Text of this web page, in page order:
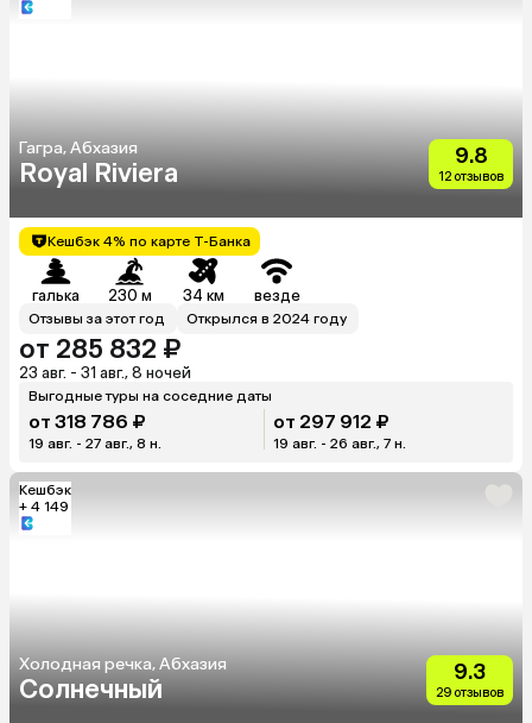
Гагра, Абхазия
Royal Riviera
9.8
12 отзывов
Кешбэк 4% по карте Т-Банка
галька 230 м 34 км везде
Отзывы за этот год Открылся в 2024 году
от 285 832 ₽
23 авг. - 31 авг., 8 ночей
Выгодные туры на соседние даты
от 318 786 ₽
19 авг. - 27 авг., 8 н.
от 297 912 ₽
19 авг. - 26 авг., 7 н.
Кешбэк
+ 4 149
Холодная речка, Абхазия
Солнечный
9.3
29 отзывов